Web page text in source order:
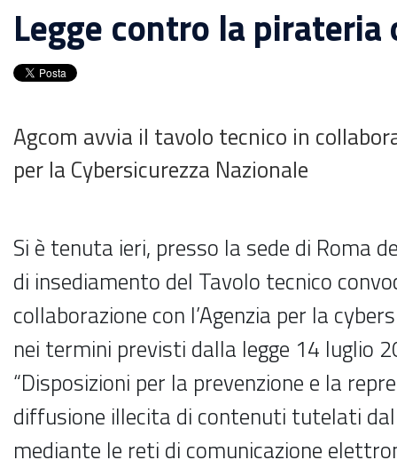
Legge contro la pirateria
Agcom avvia il tavolo tecnico in
per la Cybersicurezza Nazionale
Si è tenuta ieri, presso la sede di Roma
di insediamento del Tavolo tecnico
collaborazione con l’Agenzia per la
nei termini previsti dalla legge 14 luglio
“Disposizioni per la prevenzione e la
diffusione illecita di contenuti tutelati
mediante le reti di comunicazione